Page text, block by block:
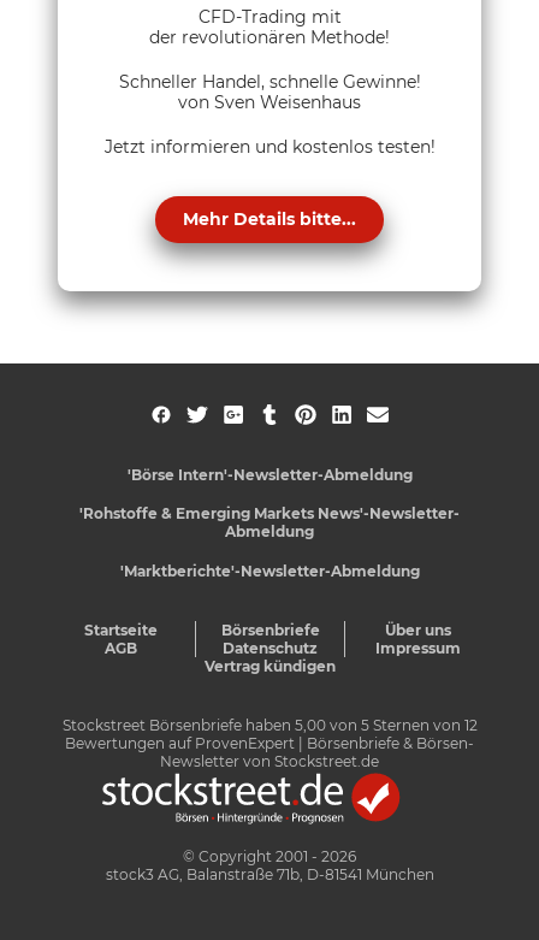
CFD-Trading mit
der revolutionären Methode!
Schneller Handel, schnelle Gewinne!
von Sven Weisenhaus
Jetzt informieren und kostenlos testen!
Mehr Details bitte...
'Börse Intern'-Newsletter-Abmeldung
'Rohstoffe & Emerging Markets News'-Newsletter-
Abmeldung
'Marktberichte'-Newsletter-Abmeldung
Startseite Börsenbriefe
Über uns
AGB
Datenschutz
Impressum
Vertrag kündigen
Stockstreet Börsenbriefe haben 5,00von 5Sternen von 12
Bewertungen auf ProvenExpert
| Börsenbriefe & Börsen-
Newsletter von Stockstreet.de
© Copyright 2001 - 2026
stock3 AG, Balanstraße 71b, D-81541 München